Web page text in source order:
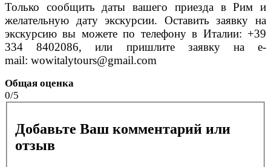
Только сообщить даты вашего приезда в Рим и
желательную дату экскурсии. Оставить заявку на
экскурсию вы можете по телефону в Италии: +39
334 8402086, или пришлите заявку на e-
mail: wowitalytours@gmail.com
Общая оценка
0/5
Добавьте Ваш комментарий или
отзыв